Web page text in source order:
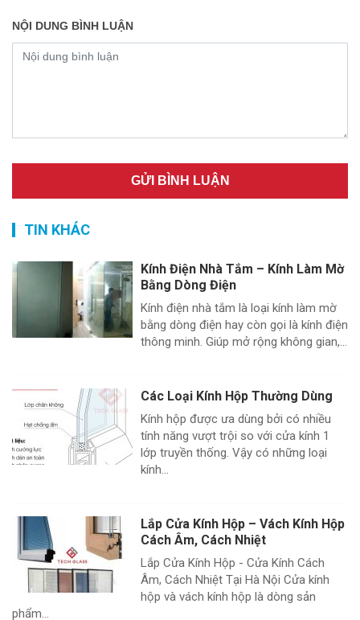
NỘI DUNG BÌNH LUẬN
TIN KHÁC
Kính Điện Nhà Tắm – Kính Làm Mờ
Bằng Dòng Điện
Kính điện nhà tắm là loại kính làm mờ
bằng dòng điện hay còn gọi là kính điện
thông minh. Giúp mở rộng không gian,...
Các Loại Kính Hộp Thường Dùng
Kính hộp được ưa dùng bởi có nhiều
tính năng vượt trội so với cửa kính 1
lớp truyền thống. Vậy có những loại
kính...
Lắp Cửa Kính Hộp – Vách Kính Hộp
Cách Âm, Cách Nhiệt
Lắp Cửa Kính Hộp - Cửa Kính Cách
Âm, Cách Nhiệt Tại Hà Nội Cửa kính
hộp và vách kính hộp là dòng sản
phẩm...